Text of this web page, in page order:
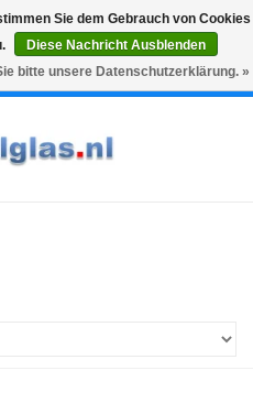
Graveren
0 Artikel - €0,00
Sie dem Gebrauch von Cookies
Diese Nachricht Ausblenden
bitte unsere Datenschutzerklärung. »